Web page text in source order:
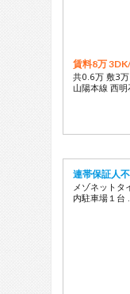
賃料8万
共0.6万 敷3
山陽本線 西
連帯保証人
メゾネットタ
内駐車場１台 …